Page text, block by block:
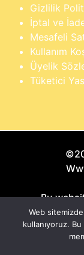
Gizlilik
İptal ve
Mesafeli
Kullanım
Üyelik
Tüketici
Bu
Web
kullanıyoruz.